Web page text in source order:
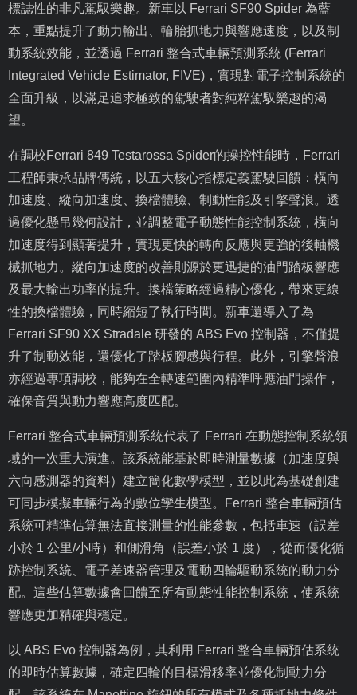
標誌性的非凡駕馭樂趣。新車以 Ferrari SF90 Spider 為藍
本，重點提升了動力輸出、輪胎抓地力與響應速度，以及制
動系統效能，並透過 Ferrari 整合式車輛預測系統 (Ferrari
Integrated Vehicle Estimator, FIVE) ，實現對電子控制系統的
全面升級，以滿足追求極致的駕駛者對純粹駕馭樂趣的渴
望。
在調校Ferrari 849 Testarossa Spider的操控性能時， Ferrari
工程師秉承品牌傳統，以五大核心指標定義駕駛回饋：橫向
加速度、縱向加速度、換檔體驗、制動性能及引擎聲浪。透
過優化懸吊幾何設計，並調整電子動態性能控制系統，橫向
加速度得到顯著提升，實現更快的轉向反應與更強的後軸機
械抓地力。縱向加速度的改善則源於更迅捷的油門踏板響應
及最大輸出功率的提升。換檔策略經過精心優化，帶來更線
性的換檔體驗，同時縮短了執行時間。新車還導入了為
Ferrari SF90 XX Stradale 研發的 ABS Evo 控制器，不僅提
升了制動效能，還優化了踏板腳感與行程。此外，引擎聲浪
亦經過專項調校，能夠在全轉速範圍內精準呼應油門操作，
確保音質與動力響應高度匹配。
Ferrari 整合式車輛預測系統代表了 Ferrari 在動態控制系統領
域的一次重大演進。該系統能基於即時測量數據（加速度與
六向感測器的資料）建立簡化數學模型，並以此為基礎創建
可同步模擬車輛行為的數位孿生模型。
Ferrari 整合車輛預估
系統可精準估算無法直接測量的性能參數，包括車速（誤差
小於 1 公里/小時）和側滑角（誤差小於 1 度），從而優化循
跡控制系統、電子差速器管理及電動四輪驅動系統的動力分
配。這些估算數據會回饋至所有動態性能控制系統，使系統
響應更加精確與穩定。
以 ABS Evo 控制器為例，其利用 Ferrari 整合車輛預估系統
的即時估算數據，確定四輪的目標滑移率並優化制動力分